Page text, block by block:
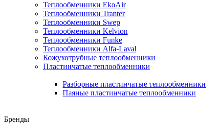
Теплообменники EkoAir
Теплообменники Tranter
Теплообменники Swep
Теплообменники Kelvion
Теплообменники Funke
Теплообменники Alfa-Laval
Кожухотрубные теплообменники
Пластинчатые теплообменники
Разборные пластинчатые теплообменники
Паяные пластинчатые теплообменники
Бренды